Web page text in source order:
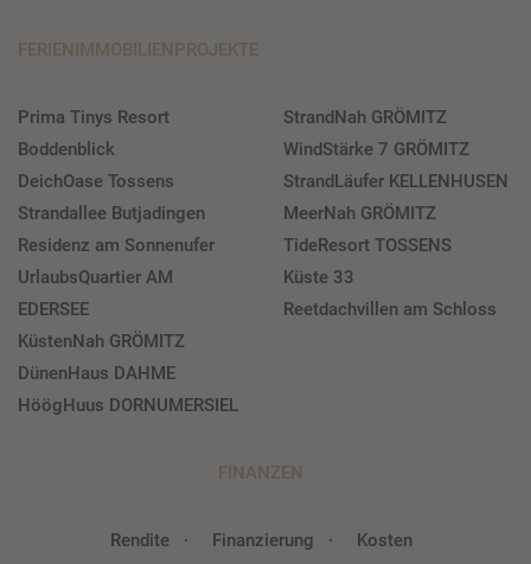
FERIENIMMOBILIENPROJEKTE
Prima Tinys Resort
Boddenblick
DeichOase Tossens
Strandallee Butjadingen
Residenz am Sonnenufer
UrlaubsQuartier AM
EDERSEE
KüstenNah GRÖMITZ
DünenHaus DAHME
HöögHuus DORNUMERSIEL
StrandNah GRÖMITZ
WindStärke 7 GRÖMITZ
StrandLäufer KELLENHUSEN
MeerNah GRÖMITZ
TideResort TOSSENS
Küste 33
Reetdachvillen am Schloss
FINANZEN
Rendite Finanzierung Kosten